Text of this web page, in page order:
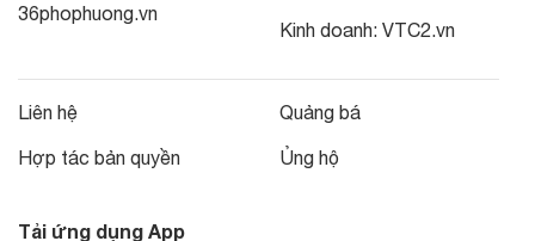
36phophuong.vn
Kinh doanh: VTC2.vn
Liên hệ
Hợp tác bản quyền
Quảng bá
Ủng hộ
Tải ứng dụng App